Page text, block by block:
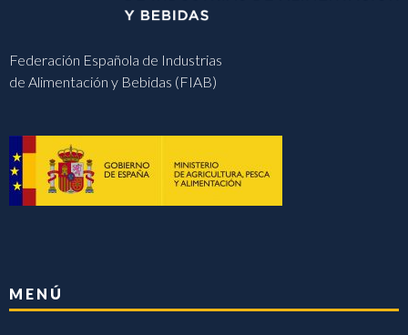
Federación Española de Industrias
de Alimentación y Bebidas (FIAB)
MENÚ